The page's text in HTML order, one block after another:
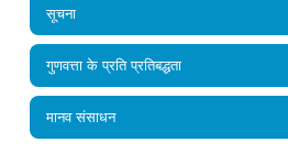
सूचना
गुणवत्ता के प्रति प्रतिबद्धता
मानव संसाधन